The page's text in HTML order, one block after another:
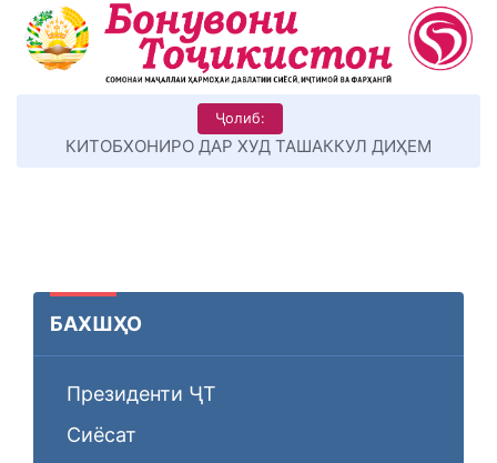
Ҷолиб:
КИТОБХОНИРО ДАР ХУД ТАШАККУЛ ДИҲЕМ
БАХШҲО
Президенти ҶТ
Сиёсат